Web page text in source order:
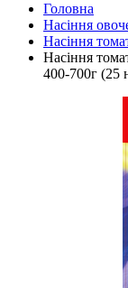
Головна
Насіння
Насіння
Насіння
400-700г (25